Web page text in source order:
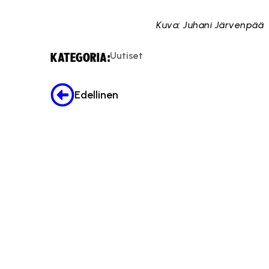
Kuva: Juhani Järvenpää
KATEGORIA:Uutiset
Edellinen